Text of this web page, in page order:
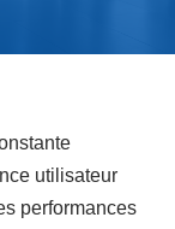
utilisateur
performances